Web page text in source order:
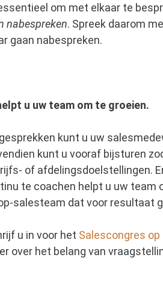
om met elkaar te
nabespreken. Spreek daarom
gaan nabespreken.
u uw team om te groeien.
kunt u uw
kunt u vooraf bijsturen
of afdelingsdoelstellingen.
te coachen helpt u uw team
salesteam dat voor resultaat
u in voor het Salescongres
over het belang van